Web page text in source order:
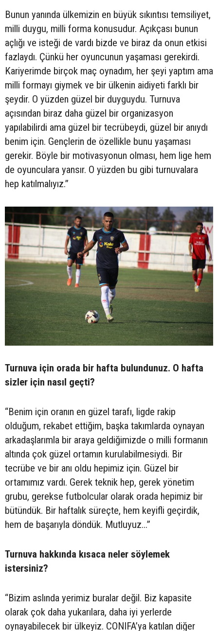
Bunun yanında ülkemizin en büyük sıkıntısı temsiliyet,
milli duygu, milli forma konusudur. Açıkçası bunun
açlığı ve isteği de vardı bizde ve biraz da onun etkisi
fazlaydı. Çünkü her oyuncunun yaşaması gerekirdi.
Kariyerimde birçok maç oynadım, her şeyi yaptım ama
milli formayı giymek ve bir ülkenin aidiyeti farklı bir
şeydir. O yüzden güzel bir duyguydu. Turnuva
açısından biraz daha güzel bir organizasyon
yapılabilirdi ama güzel bir tecrübeydi, güzel bir anıydı
benim için. Gençlerin de özellikle bunu yaşaması
gerekir. Böyle bir motivasyonun olması, hem lige hem
de oyunculara yansır. O yüzden bu gibi turnuvalara
hep katılmalıyız.”
Turnuva için orada bir hafta bulundunuz. O hafta
sizler için nasıl geçti?
“Benim için oranın en güzel tarafı, ligde rakip
olduğum, rekabet ettiğim, başka takımlarda oynayan
arkadaşlarımla bir araya geldiğimizde o milli formanın
altında çok güzel ortamın kurulabilmesiydi. Bir
tecrübe ve bir anı oldu hepimiz için. Güzel bir
ortamımız vardı. Gerek teknik hep, gerek yönetim
grubu, gerekse futbolcular olarak orada hepimiz bir
bütündük. Bir haftalık süreçte, hem keyifli geçirdik,
hem de başarıyla döndük. Mutluyuz...”
Turnuva hakkında kısaca neler söylemek
istersiniz?
“Bizim aslında yerimiz buralar değil. Biz kapasite
olarak çok daha yukarılara, daha iyi yerlerde
oynayabilecek bir ülkeyiz. CONIFA’ya katılan diğer